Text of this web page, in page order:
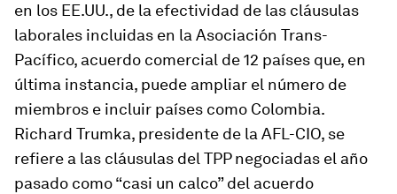
en los EE.UU., de la efectividad de las cláusulas
laborales incluidas en la Asociación Trans-
Pacífico, acuerdo comercial de 12 países que, en
última instancia, puede ampliar el número de
miembros e incluir países como Colombia.
Richard Trumka, presidente de la AFL-CIO, se
refiere a las cláusulas del TPP negociadas el año
pasado como “casi un calco” del acuerdo